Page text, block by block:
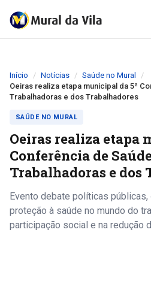
Início Notícias
Saúde no Mural
Oeiras realiza etapa municipal da 5ª
Trabalhadoras e dos Trabalhadores
SAÚDE NO MURAL
Oeiras realiza etapa
Conferência de
Trabalhadoras e dos
Evento debate políticas
proteção à saúde no mundo do
participação social e na redução